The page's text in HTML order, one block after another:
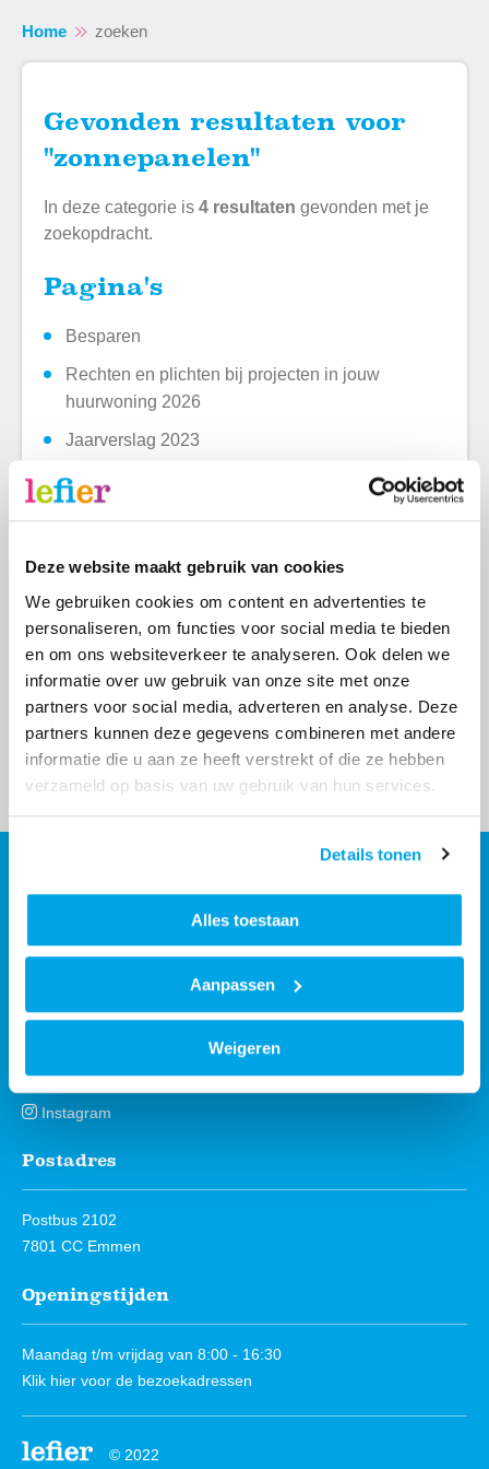
Deze website maakt gebruik van cookies
We gebruiken cookies om content en advertenties te
personaliseren, om functies voor social media te bieden
en om ons websiteverkeer te analyseren. Ook delen we
informatie over uw gebruik van onze site met onze
partners voor social media, adverteren en analyse. Deze
partners kunnen deze gegevens combineren met andere
informatie die u aan ze heeft verstrekt of die ze hebben
verzameld op basis van uw gebruik van hun services.
Details tonen
Alles toestaan
Aanpassen
Weigeren
Naar hoofdinhoud
Naar hoofdnavigatiemenu
Naar zoeken
Home zoeken
Gevonden resultaten voor
"zonnepanelen"
In deze categorie is 4 resultaten gevonden met je
zoekopdracht.
Pagina's
Besparen
Rechten en plichten bij projecten in jouw
huurwoning 2026
Jaarverslag 2023
Nieuw-Weerdinge: 'Denken in kansen'
Zoekresultaten filteren
Zoeken
Zoeken
Type
Pagina's 4resultaten
Alle types tonen
Contactinformatie
088 - 203 3000
Volg ons
Instagram
Postadres
Postbus 2102
7801 CC Emmen
Openingstijden
Maandag t/m vrijdag van 8:00 - 16:30
Klik hier voor de bezoekadressen
© 2022